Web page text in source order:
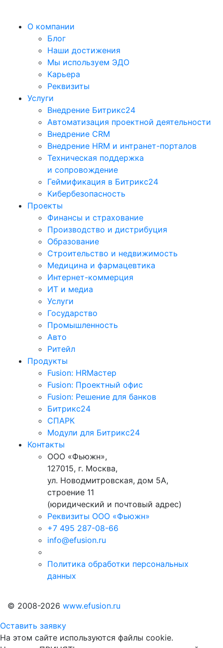
О компании
Блог
Наши достижения
Мы используем ЭДО
Карьера
Реквизиты
Услуги
Внедрение Битрикс24
Автоматизация проектной деятельности
Внедрение CRM
Внедрение HRM и интранет-порталов
Техническая поддержка
и сопровождение
Геймификация в Битрикс24
Кибербезопасность
Проекты
Финансы и страхование
Производство и дистрибуция
Образование
Строительство и недвижимость
Медицина и фармацевтика
Интернет-коммерция
ИТ и медиа
Услуги
Государство
Промышленность
Авто
Ритейл
Продукты
Fusion: HRМастер
Fusion: Проектный офис
Fusion: Решение для банков
Битрикс24
СПАРК
Модули для Битрикс24
Контакты
ООО «Фьюжн»,
127015, г. Москва,
ул. Новодмитровская, дом 5А,
строение 11
(юридический и почтовый адрес)
Реквизиты ООО «Фьюжн»
+7 495 287-08-66
info@efusion.ru
Политика обработки персональных
данных
© 2008-2026 www.efusion.ru
Оставить заявку
На этом сайте используются файлы cookie.